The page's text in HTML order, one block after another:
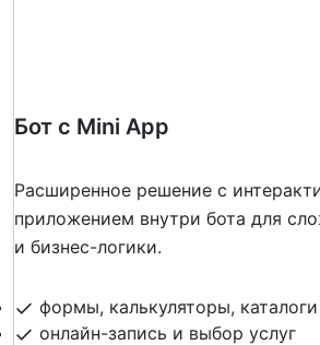
Бот с Mini App
Расширенное решение с
приложением внутри бота для
и бизнес-логики.
формы, калькуляторы, каталоги
онлайн-запись и выбор услуг